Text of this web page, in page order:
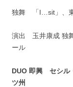
独舞 「I…sit」、
演出 玉井康成 独
ール
DUO 即興 セシル
ツ州